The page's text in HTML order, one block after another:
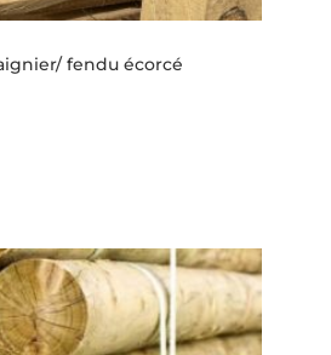
fendu écorcé